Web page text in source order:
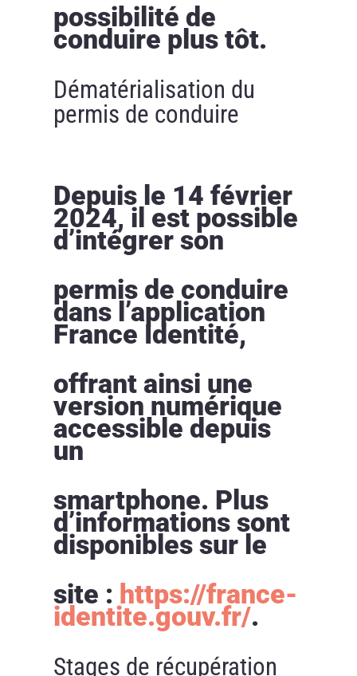
possibilité de
conduire plus tôt.
Dématérialisation du
permis de conduire
Depuis le 14 février
2024, il est possible
d’intégrer son
permis de conduire
dans l’application
France Identité,
offrant ainsi une
version numérique
accessible depuis
un
smartphone. Plus
d’informations sont
disponibles sur le
site : https://france-
identite.gouv.fr/.
Stages de récupération